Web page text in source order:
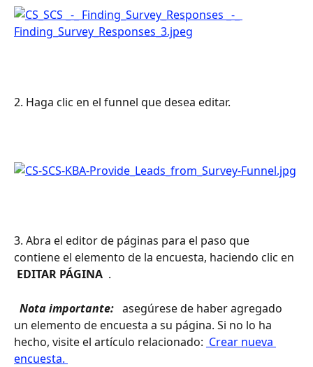
2. Haga clic en el funnel que desea editar.
3. Abra el editor de páginas para el paso que
contiene el elemento de la encuesta, haciendo clic en
EDITAR PÁGINA .
Nota importante: asegúrese de haber agregado
un elemento de encuesta a su página. Si no lo ha
hecho, visite el artículo relacionado: Crear nueva
encuesta.